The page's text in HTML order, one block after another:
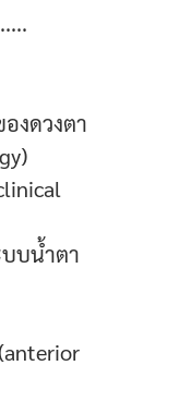
งดวงตา
บน้ำตา